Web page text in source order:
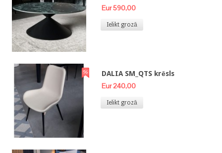
Eur 590,00
Ielikt grozā
DALIA SM_QTS krēsls
Eur 240,00
Ielikt grozā